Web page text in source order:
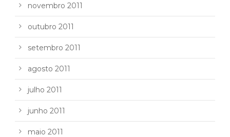
novembro 2011
outubro 2011
setembro 2011
agosto 2011
julho 2011
junho 2011
maio 2011